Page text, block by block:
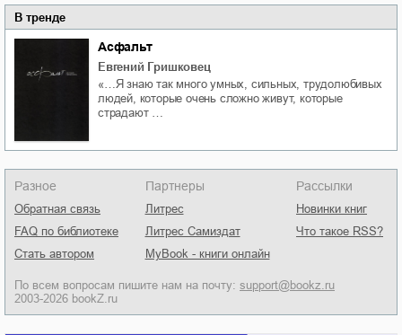
В тренде
Асфальт
Евгений Гришковец
«…Я знаю так много умных, сильных, трудолюбивых
людей, которые очень сложно живут, которые
страдают …
Разное
Обратная связь
FAQ по библиотеке
Стать автором
Партнеры
Литрес
Литрес Самиздат
MyBook - книги онлайн
Рассылки
Новинки книг
Что такое RSS?
По всем вопросам пишите нам на почту: support@bookz.ru
2003-2026 bookZ.ru